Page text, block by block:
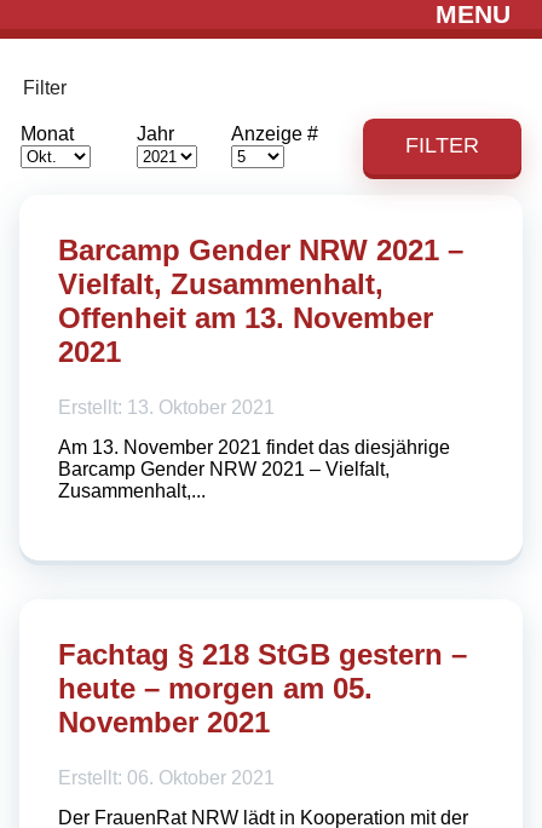
MENU
Filter
Monat Jahr Anzeige # FILTER
Barcamp Gender NRW 2021 –
Vielfalt, Zusammenhalt,
Offenheit am 13. November
2021
Erstellt: 13. Oktober 2021
Am 13. November 2021 findet das diesjährige
Barcamp Gender NRW 2021 – Vielfalt,
Zusammenhalt,...
Fachtag § 218 StGB gestern –
heute – morgen am 05.
November 2021
Erstellt: 06. Oktober 2021
Der FrauenRat NRW lädt in Kooperation mit der